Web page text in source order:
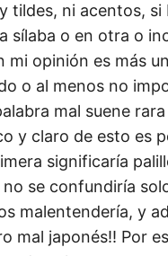
tildes, ni acentos,
sílaba o en otra o
mi opinión es más
o al menos no
mal suene
y claro de esto es
significaría
se confundiría
malentendería, y
mal japonés!! Por